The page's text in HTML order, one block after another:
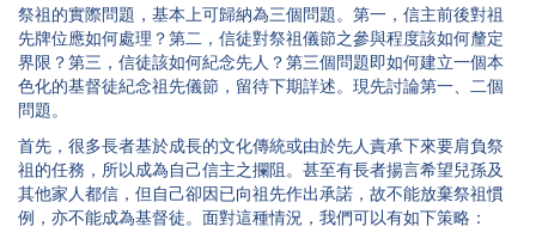
祭祖的實際問題，基本上可歸納為三個問題。第一，信主前後對祖
先牌位應如何處理？第二，信徒對祭祖儀節之參與程度該如何釐定
界限？第三，信徒該如何紀念先人？第三個問題即如何建立一個本
色化的基督徒紀念祖先儀節，留待下期詳述。現先討論第一、二個
問題。
首先，很多長者基於成長的文化傳統或由於先人責承下來要肩負祭
祖的任務，所以成為自己信主之攔阻。甚至有長者揚言希望兒孫及
其他家人都信，但自己卻因已向祖先作出承諾，故不能放棄祭祖慣
例，亦不能成為基督徒。面對這種情況，我們可以有如下策略：